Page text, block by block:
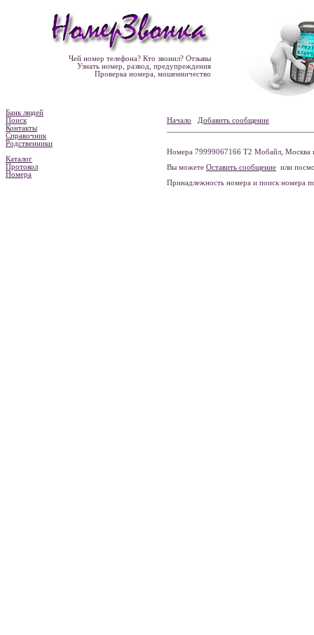
Чей номер телефона? Кто звонил? Отзывы
Узнать номер, развод, предупреждения
Проверка номера, мошенничество
Банк людей
Поиск
Контакты
Справочник
Родственники
Каталог
Протокол
Номера
Начало Добавить сообщение
Номера 79999067166 Т2 Мобайл, Москва
Вы можете Оставить сообщение или
Принадлежность номера и поиск номера